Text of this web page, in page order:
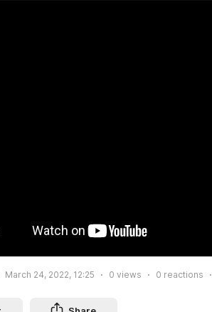
March 24, 2022, 12:25 0 views 0 reactions